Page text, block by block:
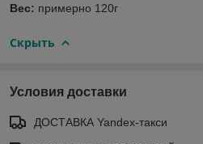
Вес: примерно 120г
Скрыть
Условия доставки
ДОСТАВКА Yandex-такси